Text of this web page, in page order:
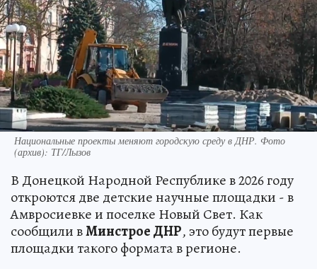
Национальные проекты меняют городскую среду в ДНР. Фото
(архив): ТГ/Лызов
В Донецкой Народной Республике в 2026 году
откроются две детские научные площадки - в
Амвросиевке и поселке Новый Свет. Как
сообщили вМинстрое ДНР, это будут первые
площадки такого формата в регионе.